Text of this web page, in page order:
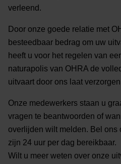
verleend.
Door onze goede relatie met
besteedbaar bedrag om uw
heeft u voor het regelen van
naturapolis van OHRA de
uitvaart door ons laat
Onze medewerkers staan u
vragen te beantwoorden of
overlijden wilt melden. Bel ons
zijn 24 uur per dag bereikbaar.
Wilt u meer weten over onze